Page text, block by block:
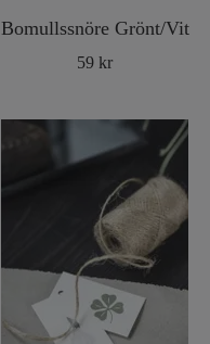
Bomullssnöre Grönt/Vit
59 kr